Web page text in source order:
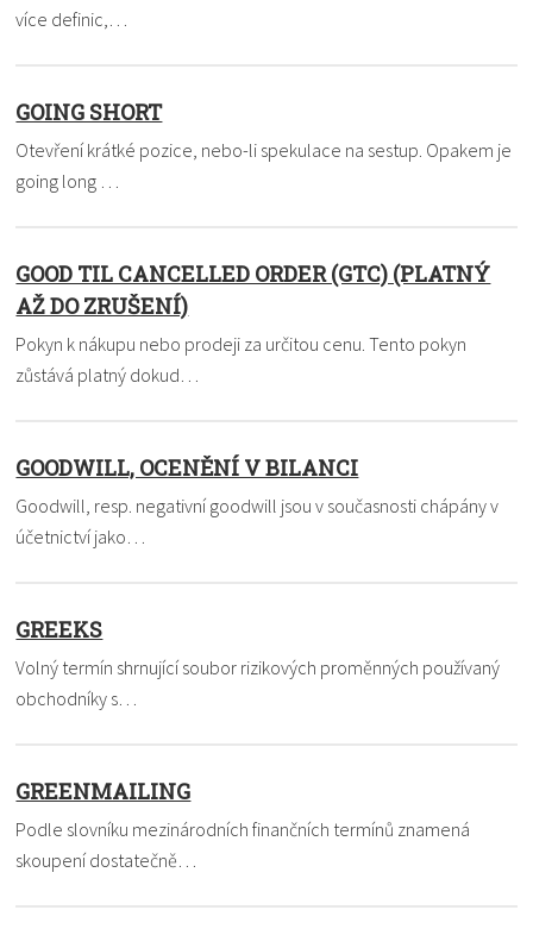
více definic,…
GOING SHORT
Otevření krátké pozice, nebo-li spekulace na sestup. Opakem je
going long …
GOOD TIL CANCELLED ORDER (GTC) (PLATNÝ
AŽ DO ZRUŠENÍ)
Pokyn k nákupu nebo prodeji za určitou cenu. Tento pokyn
zůstává platný dokud…
GOODWILL, OCENĚNÍ V BILANCI
Goodwill, resp. negativní goodwill jsou v současnosti chápány v
účetnictví jako…
GREEKS
Volný termín shrnující soubor rizikových proměnných používaný
obchodníky s…
GREENMAILING
Podle slovníku mezinárodních finančních termínů znamená
skoupení dostatečně…